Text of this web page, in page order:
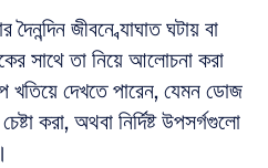
জীবনে ব্যাঘাত ঘটায় বা
সাথে তা নিয়ে আলোচনা করা
খতিয়ে দেখতে পারেন, যেমন ডোজ
করা, অথবা নির্দিষ্ট উপসর্গগুলো